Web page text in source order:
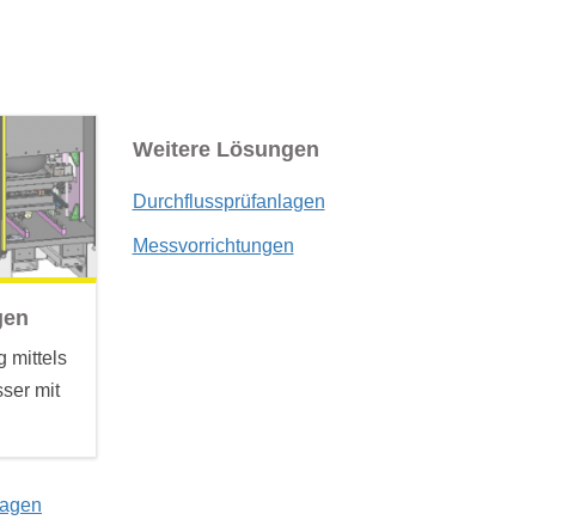
mittels
mit
Weitere Lösungen
Durchflussprüfanlagen
Messvorrichtungen